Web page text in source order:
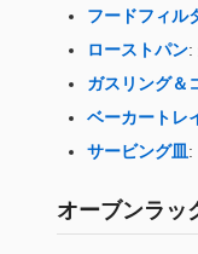
フードフィル
ローストパン:
ガスリング＆
ベーカートレ
サービング皿 :
オーブンラッ